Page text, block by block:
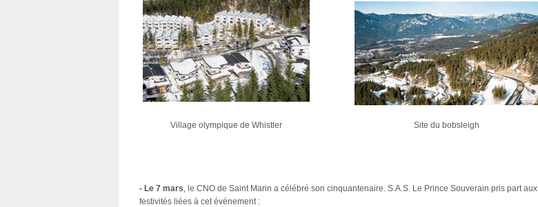
Village olympique de Whistler Site du bobsleigh
- Le 7 mars, le CNO de Saint Marin a célébré son cinquantenaire. S.A.S. Le Prince Souverain pris part aux
festivités liées à cet événement :